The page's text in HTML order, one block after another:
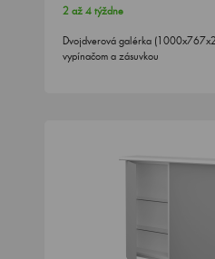
2 až 4 týždne
Dvojdverová galérka
vypínačom a zásuvkou